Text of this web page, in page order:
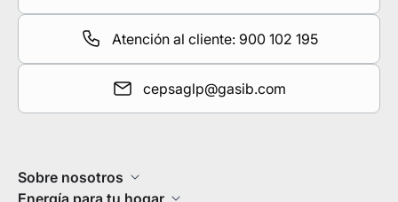
Atención al cliente: 900 102 195
cepsaglp@gasib.com
Sobre nosotros